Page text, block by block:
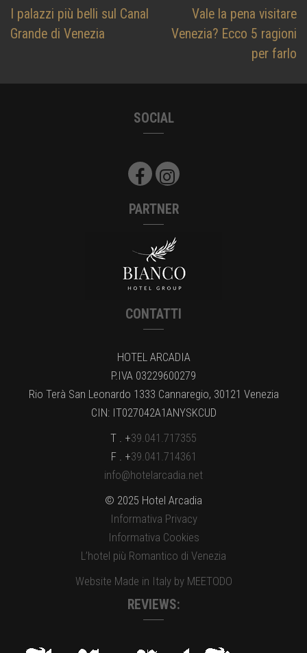
Navigazione
articoli
I palazzi più belli sul Canal
Grande di Venezia
Vale la pena visitare
Venezia? Ecco 5 ragioni
per farlo
SOCIAL
PARTNER
CONTATTI
HOTEL ARCADIA
P.IVA 03229600279
Rio Terà San Leonardo 1333 Cannaregio, 30121 Venezia
CIN: IT027042A1ANYSKCUD
T . +39.041.717355
F . +39.041.714361
info@hotelarcadia.net
© 2025 Hotel Arcadia
Informativa Privacy
Informativa Cookies
L’hotel più Romantico di Venezia
Website Made in Italy by MEETODO
REVIEWS: